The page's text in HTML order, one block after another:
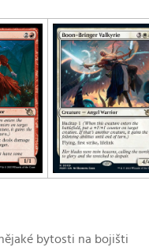
bytosti na bojišti